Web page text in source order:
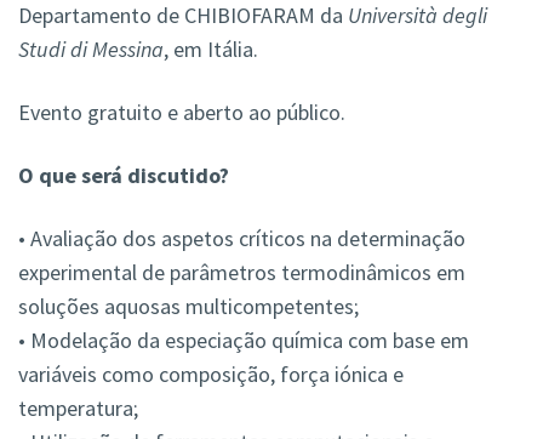
Departamento de CHIBIOFARAM da Università degli
Studi di Messina, em Itália.
Evento gratuito e aberto ao público.
O que será discutido?
• Avaliação dos aspetos críticos na determinação
experimental de parâmetros termodinâmicos em
soluções aquosas multicompetentes;
• Modelação da especiação química com base em
variáveis como composição, força iónica e
temperatura;